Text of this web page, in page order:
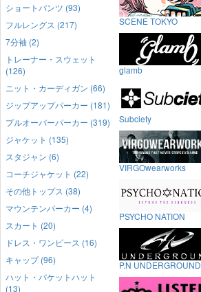
ショートパンツ (93)
フルレングス (217)
7分袖 (2)
トレーナー・スウェット
(126)
ニット・カーディガン (66)
ジップアップパーカー (181)
プルオーバーパーカー (319)
ジャケット (135)
スタジャン (6)
コーチジャケット (22)
その他トップス (38)
マウンテンパーカー (4)
スカート (20)
ドレス・ワンピース (16)
キャップ (96)
ハット・バケットハット
(13)
SCENE TOKYO
glamb
Subciety
VIRGOwearworks
PSYCHO NATION
P.N UNDERGROUND